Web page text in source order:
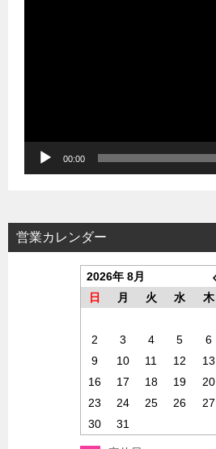
00:00
営業カレンダー
2026年 8月
日
月 火 水 木
2
3 4 5 6
9
10 11 12 13
16
17 18 19 20
23
24 25 26 27
30
31